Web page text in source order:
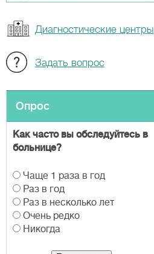
Диагностические центры
Задать вопрос
Опрос
Как часто вы обследуйтесь в
больнице?
В
а
р
и
а
Чаще 1 раза в год
Раз в год
Раз в несколько лет
Очень редко
Никогда